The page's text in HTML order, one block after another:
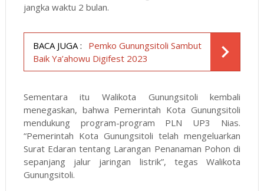
jangka waktu 2 bulan.
BACA JUGA :
Pemko Gunungsitoli Sambut
Baik Ya’ahowu Digifest 2023
Sementara itu Walikota Gunungsitoli kembali
menegaskan, bahwa Pemerintah Kota Gunungsitoli
mendukung program-program PLN UP3 Nias.
“Pemerintah Kota Gunungsitoli telah mengeluarkan
Surat Edaran tentang Larangan Penanaman Pohon di
sepanjang jalur jaringan listrik”, tegas Walikota
Gunungsitoli.